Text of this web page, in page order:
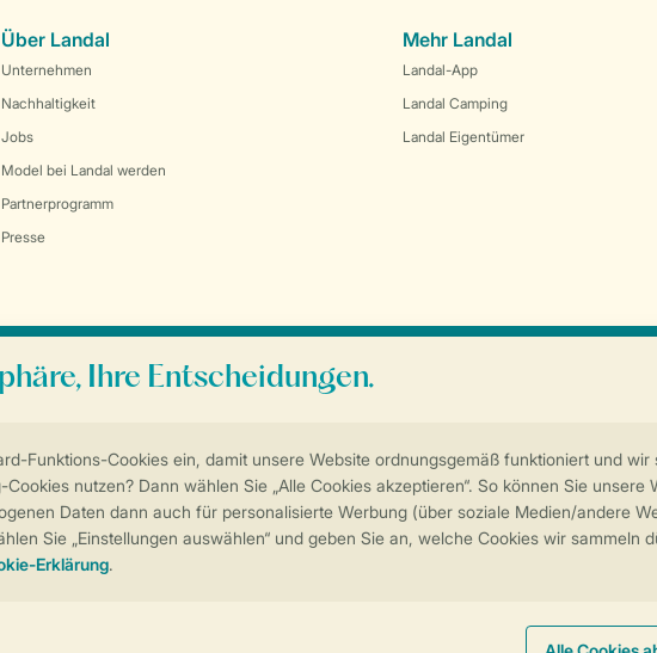
Sicherstellung Deiner Privatsphäre
Weitere Informationen und Einstellungen
Über Landal
Unternehmen
Nachhaltigkeit
Jobs
Model bei Landal werden
Partnerprogramm
Presse
Mehr Landal
Landal-App
Landal Camping
Landal Eigentümer